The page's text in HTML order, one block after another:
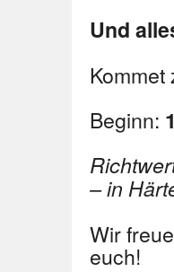
Und
Kommet
Beginn:
– in
Wir
euch!